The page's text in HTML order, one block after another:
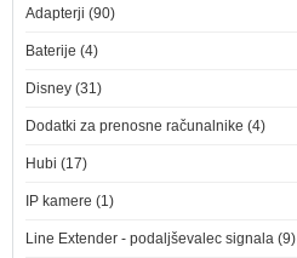
Adapterji (90)
Baterije (4)
Disney (31)
Dodatki za prenosne računalnike (4)
Hubi (17)
IP kamere (1)
Line Extender - podaljševalec signala (9)